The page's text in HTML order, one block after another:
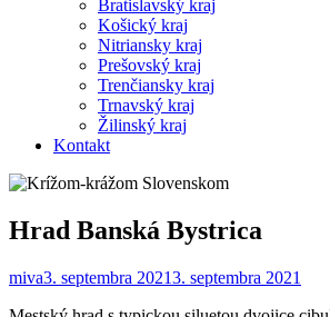
Bratislavský kraj
Košický kraj
Nitriansky kraj
Prešovský kraj
Trenčiansky kraj
Trnavský kraj
Žilinský kraj
Kontakt
Hrad Banská Bystrica
miva3. septembra 20213. septembra 2021